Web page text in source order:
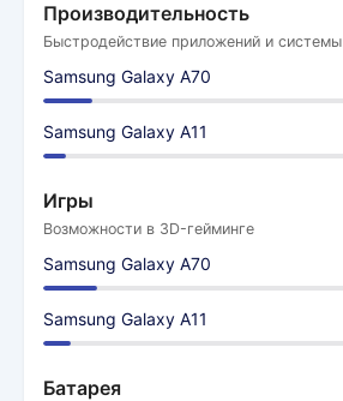
Производительность
Быстродействие приложений и системы
Samsung Galaxy A70
Samsung Galaxy A11
Игры
Возможности в 3D-гейминге
Samsung Galaxy A70
Samsung Galaxy A11
Батарея